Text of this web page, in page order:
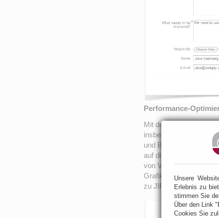
Performance-
Mit der aktuellen
insbesondere auch für
und Benutzern
auf die gesamte
von Vorgängen bis hin
Grafik verdeutlicht die
zu JIRA 4.4, abhängig
Unsere
Erlebnis zu
stimmen Sie
Über den Link
Cookies Sie